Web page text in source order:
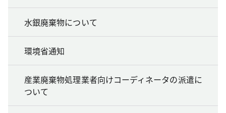
水銀廃棄物について
環境省通知
産業廃棄物処理業者向けコーディネータの派遣に
ついて